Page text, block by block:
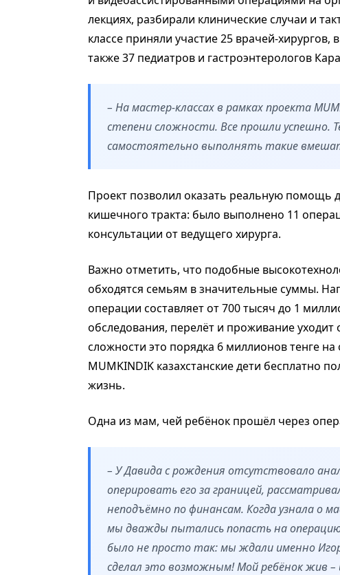
лекциях, разбирали клинические случаи и
классе приняли участие 25 врачей-
также 37 педиатров и гастроэнтерологов
– На мастер-классах в рамках проекта
степени сложности. Все прошли успешно.
самостоятельно выполнять такие
Проект позволил оказать реальную помощь
кишечного тракта: было выполнено 11
консультации от ведущего хирурга.
Важно отметить, что подобные
обходятся семьям в значительные суммы.
операции составляет от 700 тысяч до 1
обследования, перелёт и проживание
сложности это порядка 6 миллионов тенге
MUMKINDIK казахстанские дети бесплатно
жизнь.
Одна из мам, чей ребёнок прошёл через
– У Давида с рождения отсутствовало
оперировать его за границей,
неподъёмно по финансам. Когда узнала о
мы дважды пытались попасть на
было не просто так: мы ждали именно
сделал это возможным! Мой ребёнок жив –